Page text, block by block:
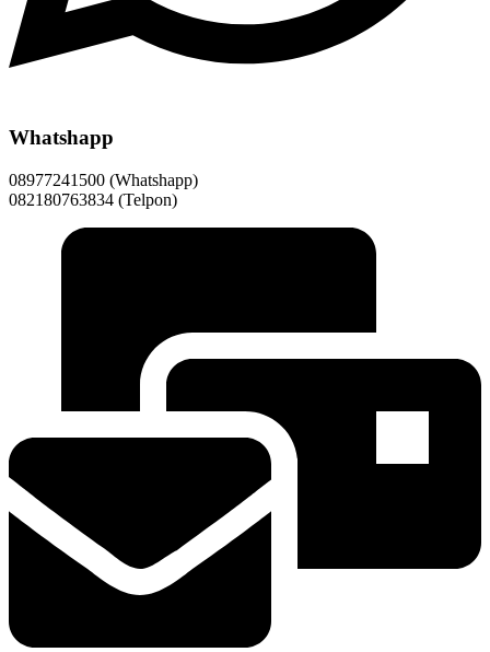
Whatshapp
08977241500 (Whatshapp)
082180763834 (Telpon)